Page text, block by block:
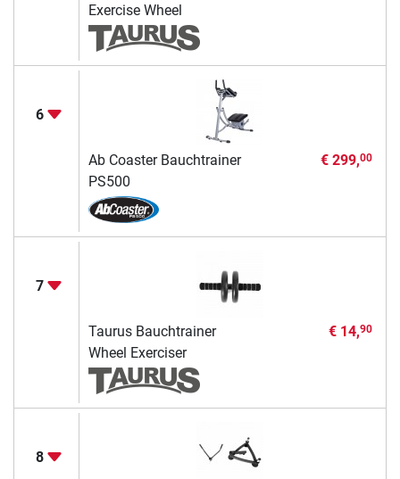
Exercise Wheel
6
Ab Coaster Bauchtrainer
PS500
€ 299,00
7
Taurus Bauchtrainer
Wheel Exerciser
€ 14,90
8